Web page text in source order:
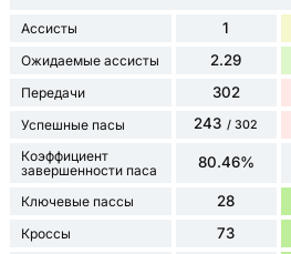
Ассисты 1
Ожидаемые ассисты 2.29
Передачи 302
Успешные пасы 243 / 302
Коэффициент
завершенности паса
80.46%
Ключевые пассы 28
Кроссы 73